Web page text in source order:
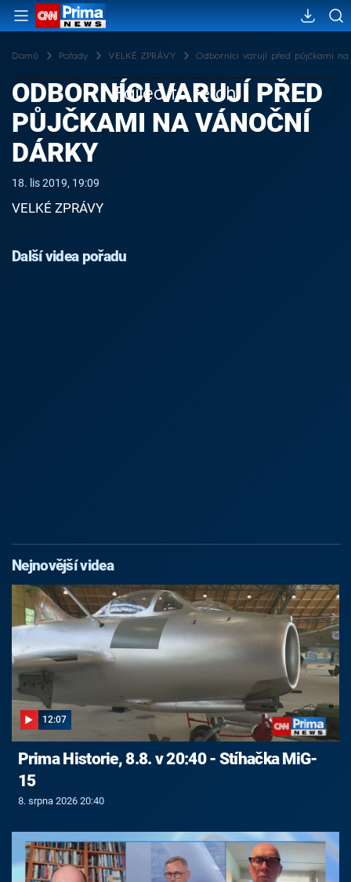
Domů Pořady VELKÉ ZPRÁVY Odborníci varují před půjčkami na
Failed to fetch
ODBORNÍCI VARUJÍ PŘED
PŮJČKAMI NA VÁNOČNÍ
DÁRKY
18. lis 2019, 19:09
VELKÉ ZPRÁVY
Další videa pořadu
Nejnovější videa
12:07
Prima Historie, 8.8. v 20:40 - Stíhačka MiG-
15
8. srpna 2026 20:40